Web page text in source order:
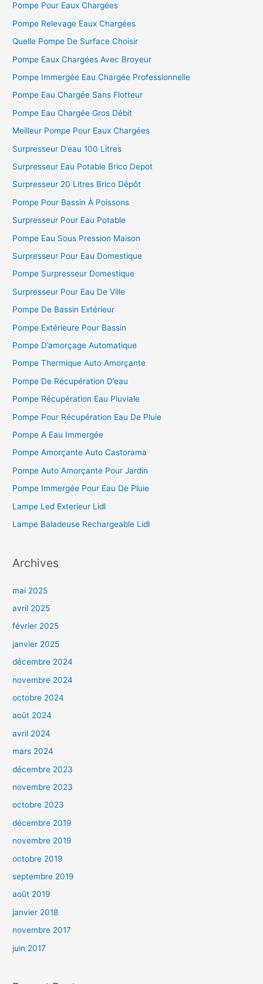
Pompe Pour Eaux Chargées
Pompe Relevage Eaux Chargées
Quelle Pompe De Surface Choisir
Pompe Eaux Chargées Avec Broyeur
Pompe Immergée Eau Chargée Professionnelle
Pompe Eau Chargée Sans Flotteur
Pompe Eau Chargée Gros Débit
Meilleur Pompe Pour Eaux Chargées
Surpresseur D’eau 100 Litres
Surpresseur Eau Potable Brico Depot
Surpresseur 20 Litres Brico Dépôt
Pompe Pour Bassin À Poissons
Surpresseur Pour Eau Potable
Pompe Eau Sous Pression Maison
Surpresseur Pour Eau Domestique
Pompe Surpresseur Domestique
Surpresseur Pour Eau De Ville
Pompe De Bassin Extérieur
Pompe Extérieure Pour Bassin
Pompe D’amorçage Automatique
Pompe Thermique Auto Amorçante
Pompe De Récupération D’eau
Pompe Récupération Eau Pluviale
Pompe Pour Récupération Eau De Pluie
Pompe A Eau Immergée
Pompe Amorçante Auto Castorama
Pompe Auto Amorçante Pour Jardin
Pompe Immergée Pour Eau De Pluie
Lampe Led Exterieur Lidl
Lampe Baladeuse Rechargeable Lidl
Archives
mai 2025
avril 2025
février 2025
janvier 2025
décembre 2024
novembre 2024
octobre 2024
août 2024
avril 2024
mars 2024
décembre 2023
novembre 2023
octobre 2023
décembre 2019
novembre 2019
octobre 2019
septembre 2019
août 2019
janvier 2018
novembre 2017
juin 2017